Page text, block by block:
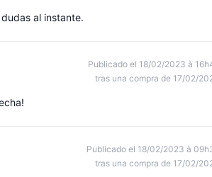
al instante.
Publicado el 18/02/2023 à
tras una compra de 17/02/
Publicado el 18/02/2023 à
tras una compra de 17/02/